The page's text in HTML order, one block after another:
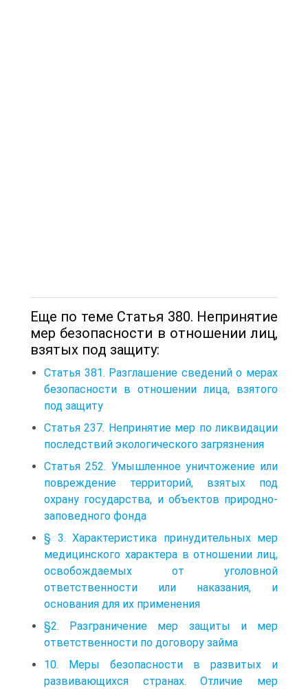
Еще по теме Статья 380. Непринятие
мер безопасности в отношении лиц,
взятых под защиту:
Статья 381. Разглашение сведений о мерах
безопасности в отношении лица, взятого
под защиту
Статья 237. Непринятие мер по ликвидации
последствий экологического загрязнения
Статья 252. Умышленное уничтожение или
повреждение территорий, взятых под
охрану государства, и объектов природно-
заповедного фонда
§ 3. Характеристика принудительных мер
медицинского характера в отношении лиц,
освобождаемых от уголовной
ответственности или наказания, и
основания для их применения
§2. Разграничение мер защиты и мер
ответственности по договору займа
10. Меры безопасности в развитых и
развивающихся странах. Отличие мер